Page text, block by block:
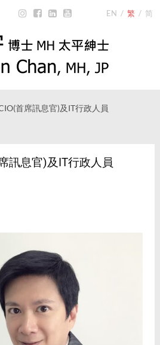
EN / 繁 / 简
首席訊息官)及IT行政人員
訊息官)及IT行政人員